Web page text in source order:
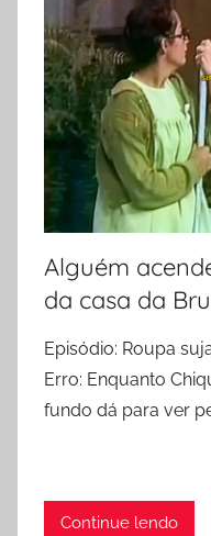
Alguém
da casa da
Episódio: Roupa
Erro: Enquanto
fundo dá para ver
Continue lendo